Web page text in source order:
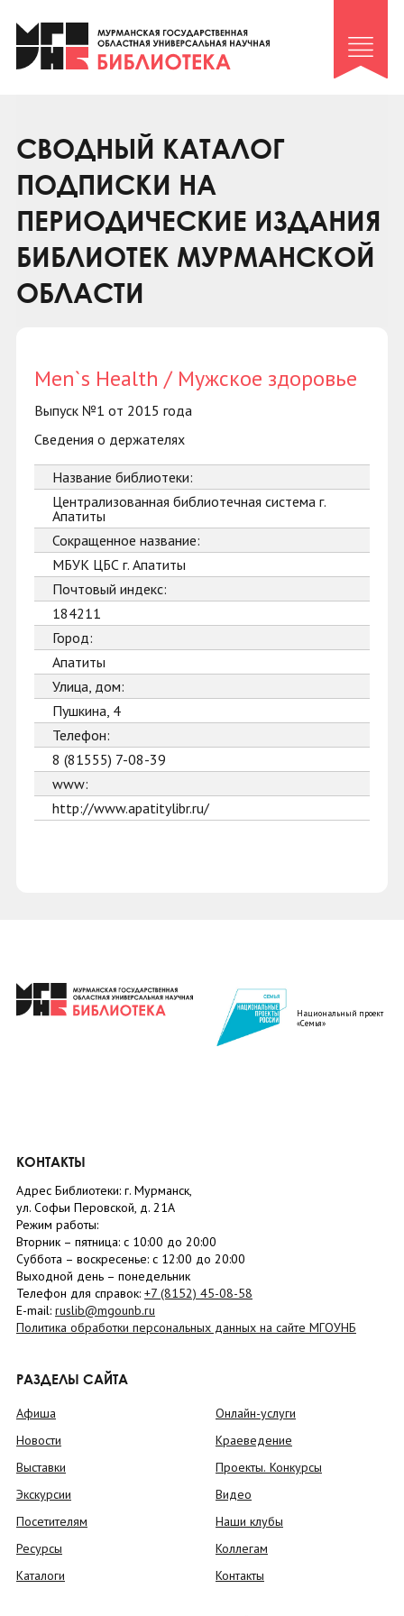
Клуб «Гиря и сельдерей»
Клуб «Семейный архив»
Коллегам
Контакты
СВОДНЫЙ КАТАЛОГ
ПОДПИСКИ НА
ПЕРИОДИЧЕСКИЕ ИЗДАНИЯ
БИБЛИОТЕК МУРМАНСКОЙ
ОБЛАСТИ
Men`s Health / Мужское здоровье
Выпуск №1 от 2015 года
Сведения о держателях
Название библиотеки:
Централизованная библиотечная система г.
Апатиты
Сокращенное название:
МБУК ЦБС г. Апатиты
Почтовый индекс:
184211
Город:
Апатиты
Улица, дом:
Пушкина, 4
Телефон:
8 (81555) 7-08-39
www:
http://www.apatitylibr.ru/
Национальный проект
«Семья»
КОНТАКТЫ
Адрес Библиотеки: г. Мурманск,
ул. Софьи Перовской, д. 21А
Режим работы:
Вторник – пятница: с 10:00 до 20:00
Суббота – воскресенье: c 12:00 до 20:00
Выходной день – понедельник
Телефон для справок: +7 (8152) 45-08-58
E-mail: ruslib@mgounb.ru
Политика обработки персональных данных на сайте МГОУНБ
РАЗДЕЛЫ САЙТА
Афиша
Новости
Выставки
Экскурсии
Посетителям
Ресурсы
Каталоги
Онлайн-услуги
Краеведение
Проекты. Конкурсы
Видео
Наши клубы
Коллегам
Контакты